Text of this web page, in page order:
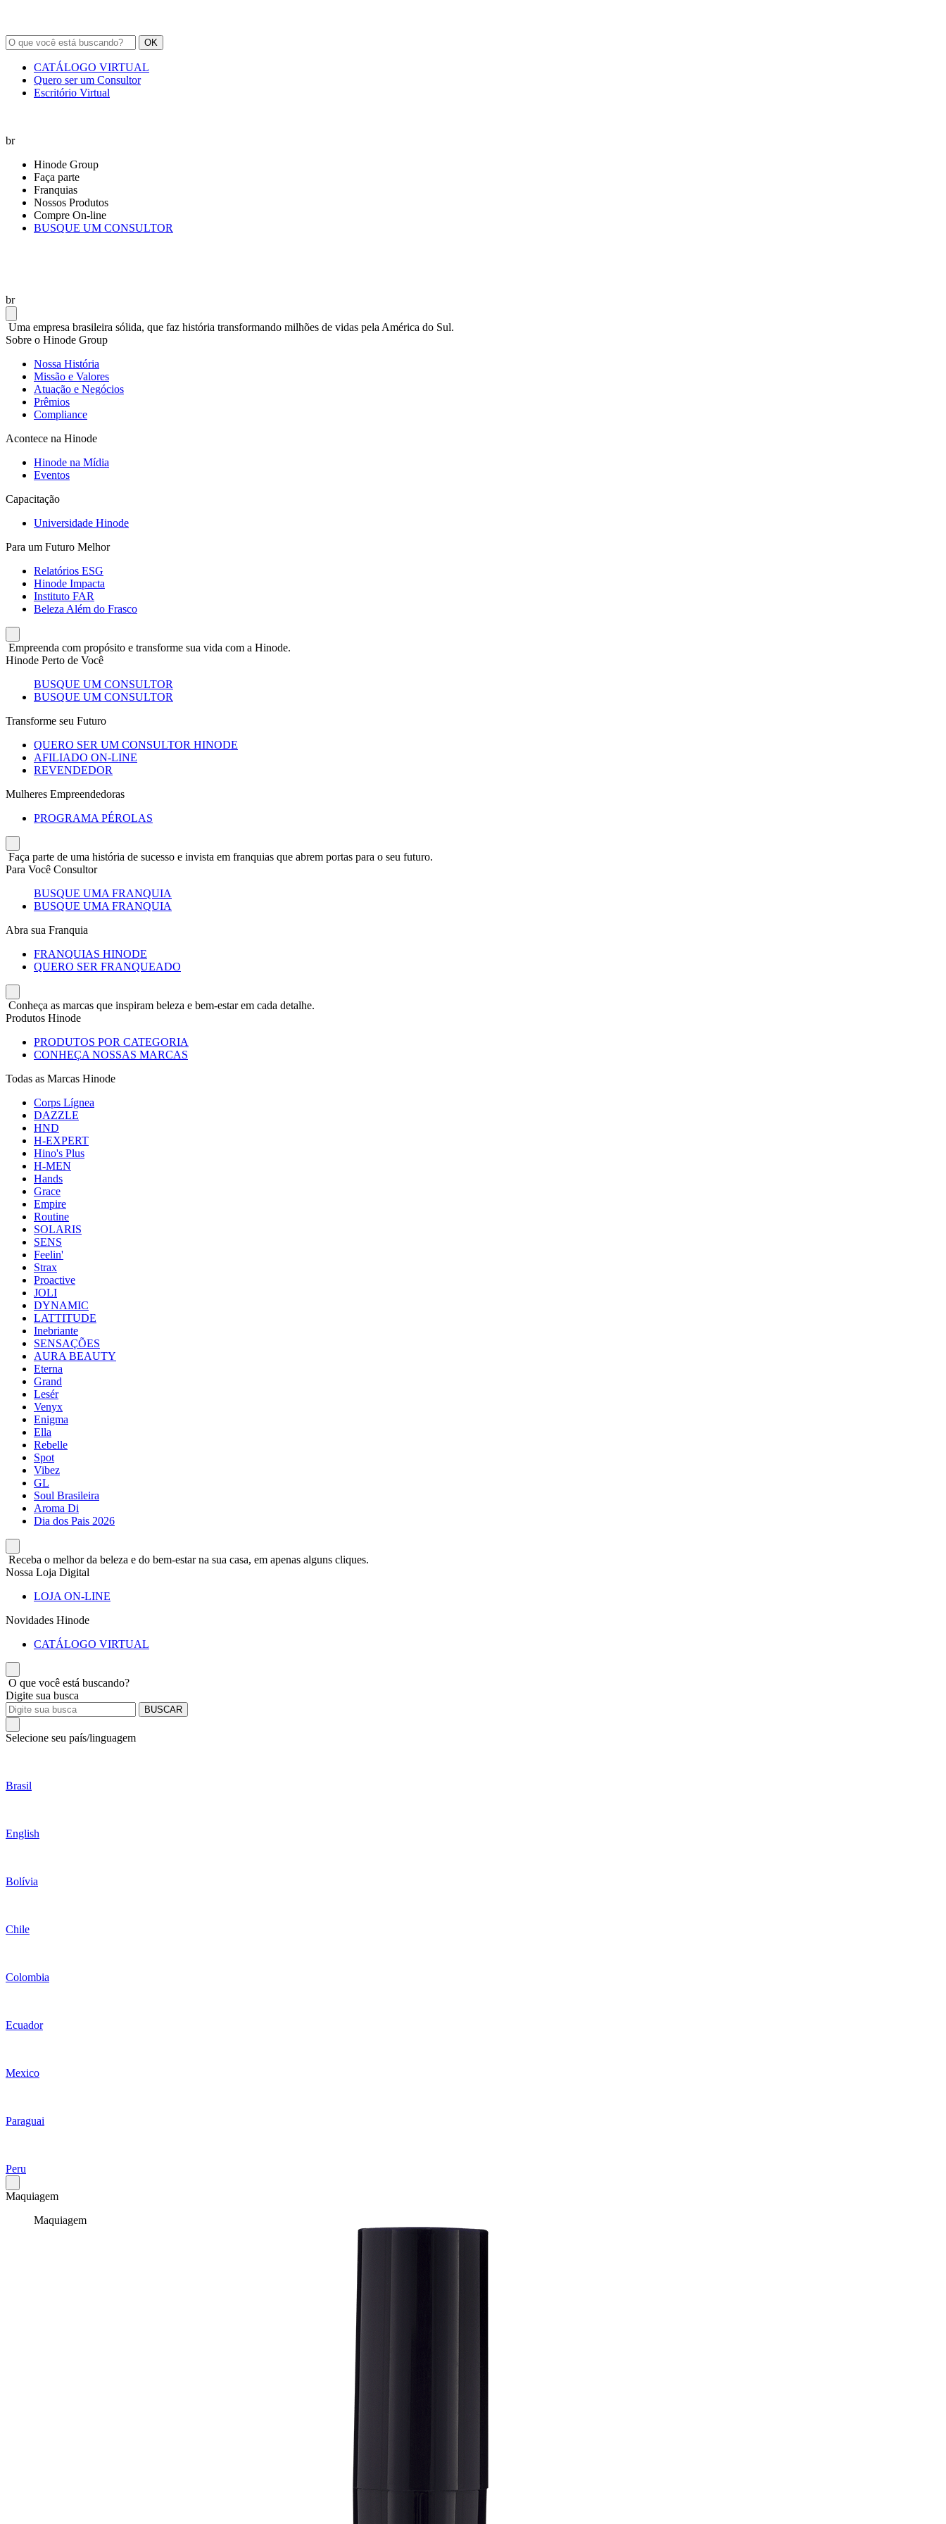
OK
CATÁLOGO VIRTUAL
Quero ser um Consultor
Escritório Virtual
br
Hinode Group
Faça parte
Franquias
Nossos Produtos
Compre On-line
BUSQUE UM CONSULTOR
br
Uma empresa brasileira sólida, que faz história transformando milhões de vidas pela América do Sul.
Sobre o Hinode Group
Nossa História
Missão e Valores
Atuação e Negócios
Prêmios
Compliance
Acontece na Hinode
Hinode na Mídia
Eventos
Capacitação
Universidade Hinode
Para um Futuro Melhor
Relatórios ESG
Hinode Impacta
Instituto FAR
Beleza Além do Frasco
Empreenda com propósito e transforme sua vida com a Hinode.
Hinode Perto de Você
BUSQUE UM CONSULTOR
BUSQUE UM CONSULTOR
Transforme seu Futuro
QUERO SER UM CONSULTOR HINODE
AFILIADO ON-LINE
REVENDEDOR
Mulheres Empreendedoras
PROGRAMA PÉROLAS
Faça parte de uma história de sucesso e invista em franquias que abrem portas para o seu futuro.
Para Você Consultor
BUSQUE UMA FRANQUIA
BUSQUE UMA FRANQUIA
Abra sua Franquia
FRANQUIAS HINODE
QUERO SER FRANQUEADO
Conheça as marcas que inspiram beleza e bem-estar em cada detalhe.
Produtos Hinode
PRODUTOS POR CATEGORIA
CONHEÇA NOSSAS MARCAS
Todas as Marcas Hinode
Corps Lígnea
DAZZLE
HND
H-EXPERT
Hino's Plus
H-MEN
Hands
Grace
Empire
Routine
SOLARIS
SENS
Feelin'
Strax
Proactive
JOLI
DYNAMIC
LATTITUDE
Inebriante
SENSAÇÕES
AURA BEAUTY
Eterna
Grand
Lesér
Venyx
Enigma
Ella
Rebelle
Spot
Vibez
GL
Soul Brasileira
Aroma Di
Dia dos Pais 2026
Receba o melhor da beleza e do bem-estar na sua casa, em apenas alguns cliques.
Nossa Loja Digital
LOJA ON-LINE
Novidades Hinode
CATÁLOGO VIRTUAL
O que você está buscando?
Digite sua busca
BUSCAR
Selecione seu país/linguagem
Brasil
English
Bolívia
Chile
Colombia
Ecuador
Mexico
Paraguai
Peru
Maquiagem
Maquiagem